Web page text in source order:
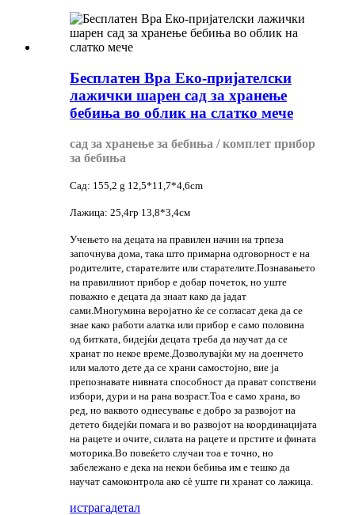
Бесплатен Bpa Еко-пријателски
лажички шарен сад за хранење
бебиња во облик на слатко мече
сад за хранење за бебиња / комплет прибор
за бебиња
Сад: 155,2 g 12,5*11,7*4,6cm
Лажица: 25,4гр 13,8*3,4см
Учењето на децата на правилен начин на трпеза
започнува дома, така што примарна одговорност е на
родителите, старателите или старателите.Познавањето
на правилниот прибор е добар почеток, но уште
поважно е децата да знаат како да јадат
сами.Многумина веројатно ќе се согласат дека да се
знае како работи алатка или прибор е само половина
од битката, бидејќи децата треба да научат да се
хранат по некое време.Дозволувајќи му на доенчето
или малото дете да се храни самостојно, вие ја
препознавате нивната способност да прават сопствени
избори, дури и на рана возраст.Тоа е само храна, во
ред, но ваквото однесување е добро за развојот на
детето бидејќи помага и во развојот на координацијата
на рацете и очите, силата на рацете и прстите и фината
моторика.Во повеќето случаи тоа е точно, но
забележано е дека на некои бебиња им е тешко да
научат самоконтрола ако сè уште ги хранат со лажица.
истрагадетал